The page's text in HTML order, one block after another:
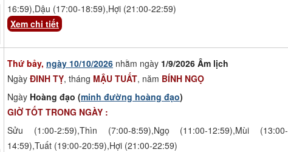
16:59),Dậu (17:00-18:59),Hợi (21:00-22:59)
Xem chi tiết
Thứ bảy, ngày 10/10/2026 nhằm ngày 1/9/2026 Âm lịch
Ngày ĐINH TỴ, tháng MẬU TUẤT, năm BÍNH NGỌ
Ngày Hoàng đạo (minh đường hoàng đạo)
GIỜ TỐT TRONG NGÀY :
Sửu (1:00-2:59),Thìn (7:00-8:59),Ngọ (11:00-12:59),Mùi (13:00-
14:59),Tuất (19:00-20:59),Hợi (21:00-22:59)